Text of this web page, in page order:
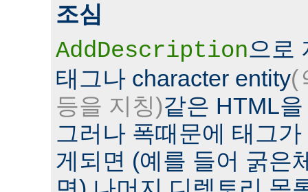
조심
AddDescription으로
태그나 character entity(
등을 지칭)같은 HTML
그러나 폭때문에 태그
게되면 (예를 들어 굵은